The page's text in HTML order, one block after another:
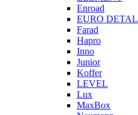
Enroad
EURO DETAL
Farad
Hapro
Inno
Junior
Koffer
LEVEL
Lux
MaxBox